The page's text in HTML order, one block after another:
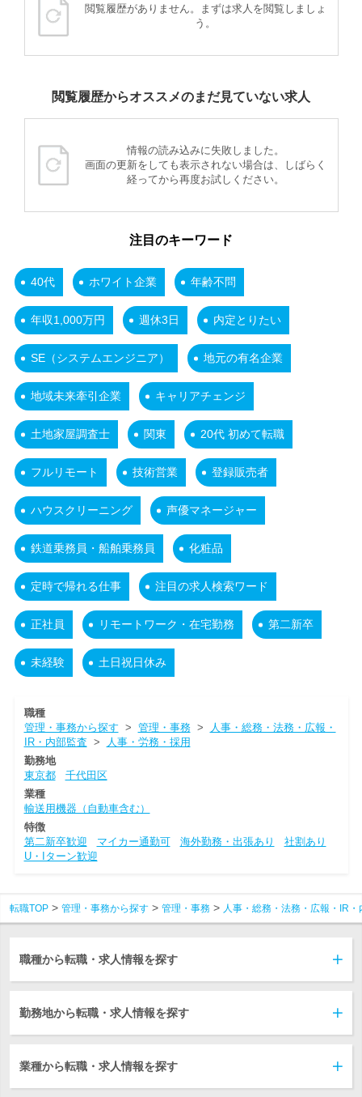
閲覧履歴がありません。まずは求人を閲覧しましょ
う。
閲覧履歴からオススメのまだ見ていない求人
情報の読み込みに失敗しました。
画面の更新をしても表示されない場合は、しばらく
経ってから再度お試しください。
注目のキーワード
40代 ホワイト企業 年齢不問
年収1,000万円 週休3日 内定とりたい
SE（システムエンジニア） 地元の有名企業
地域未来牽引企業 キャリアチェンジ
土地家屋調査士 関東 20代 初めて転職
フルリモート 技術営業 登録販売者
ハウスクリーニング 声優マネージャー
鉄道乗務員・船舶乗務員 化粧品
定時で帰れる仕事 注目の求人検索ワード
正社員 リモートワーク・在宅勤務 第二新卒
未経験 土日祝日休み
職種
管理・事務から探す > 管理・事務>
人事・総務・法務・広報・
IR・内部監査 >
人事・労務・採用
勤務地
東京都
千代田区
業種
輸送用機器（自動車含む）
特徴
第二新卒歓迎
マイカー通勤可 海外勤務・出張あり
社割あり
U・Iターン歓迎
転職TOP 管理・事務から探す 管理・事務 人事・総務・法務・広報・IR・
職種から転職・求人情報を探す
勤務地から転職・求人情報を探す
業種から転職・求人情報を探す